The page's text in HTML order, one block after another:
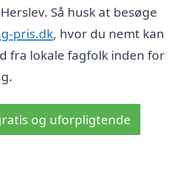
Så husk at besøge
pris.dk, hvor du nemt kan
fra lokale fagfolk inden for
og uforpligtende